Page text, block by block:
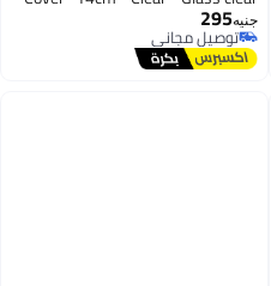
14cmجنيه295
توصيل مجاني
توصيل مجاني